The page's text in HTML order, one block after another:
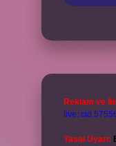
Reklam ve
Yasal Uyarı: